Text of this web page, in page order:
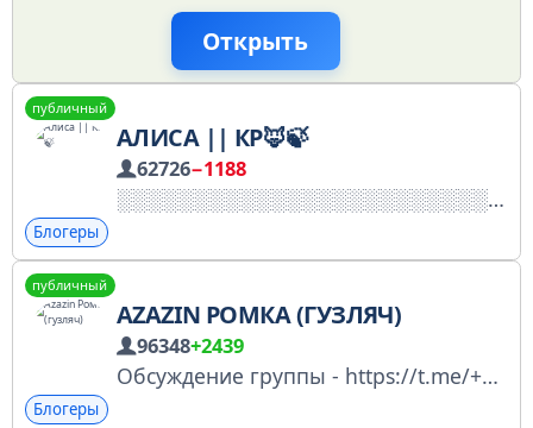
Открыть
публичный
АЛИСА || КР🦊🍃
62726−1188
Блогеры
публичный
AZAZIN РОМКА (ГУЗЛЯЧ)
96348+2439
Обсуждение группы - https://t.me/+U84RRm2EHo03M2Ey Здесь гавно буду пердеть сракой из жопы Реклама: azazinkreet@justoffer.ru \ https://vk.com/azazinkreet_ads
Блогеры